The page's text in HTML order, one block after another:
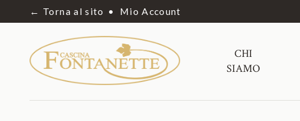
← Torna al sito Mio Account
CHI
SIAMO